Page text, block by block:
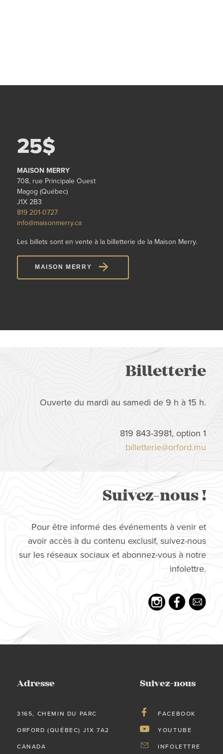
25$
MAISON MERRY
708, rue Principale Ouest
Magog (Québec)
J1X 2B3
819 201-0727
info@maisonmerry.ca
Les billets sont en vente à la billetterie de la Maison Merry.
MAISON MERRY
Billetterie
Ouverte du mardi au samedi de 9 h à 15 h.
819 843-3981, option 1
billetterie@orford.mu
Suivez-nous !
Pour être informé des événements à venir et
avoir accès à du contenu exclusif, suivez-nous
sur les réseaux sociaux et abonnez-vous à notre
infolettre.
Adresse
3165, CHEMIN DU PARC
ORFORD (QUÉBEC) J1X 7A2
CANADA
Suivez-nous
FACEBOOK
YOUTUBE
INFOLETTRE